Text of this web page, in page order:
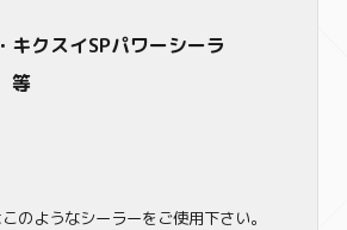
キクスイSPパワーシーラ
のようなシーラーをご使用下さい。